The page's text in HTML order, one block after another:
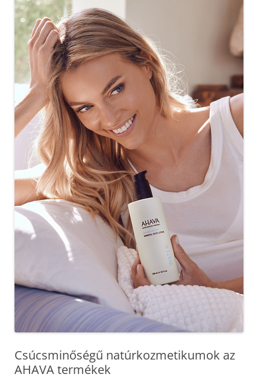
Csúcsminőségű natúrkozmetikumok az
AHAVA termékek